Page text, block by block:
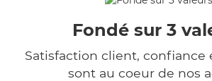
Fondé sur 3
Satisfaction client, confiance
sont au coeur de nos